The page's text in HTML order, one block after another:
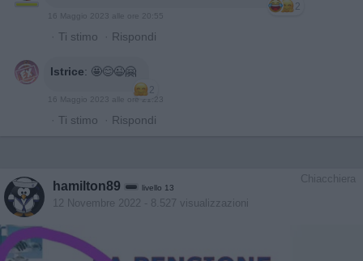
2
16 Maggio 2023 alle ore 20:55
· Ti stimo · Rispondi
Istrice: 🤩😊😉🤗
2
16 Maggio 2023 alle ore 21:23
· Ti stimo · Rispondi
Chiacchiera
hamilton89 livello 13
12 Novembre 2022 - 8.527 visualizzazioni